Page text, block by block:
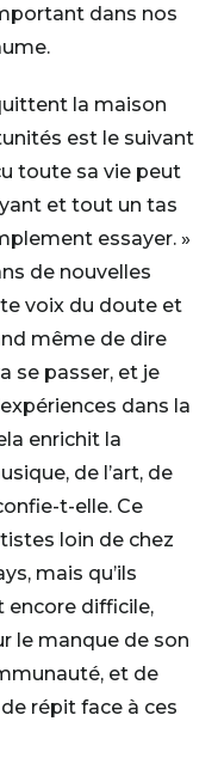
dans nos
la maison
est le suivant
toute sa vie peut
et tout un tas
essayer. »
de nouvelles
voix du doute et
même de dire
se passer, et je
dans la
enrichit la
de l’art, de
t-elle. Ce
loin de chez
mais qu’ils
encore difficile,
le manque de son
et de
répit face à ces